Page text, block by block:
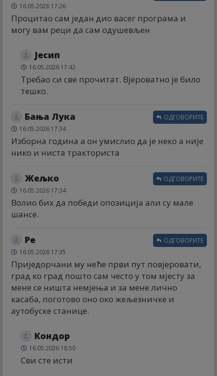
16.05.2026 17:26
Процитао сам један дио васег програма и
могу вам реци да сам одушевљен
Јесип
16.05.2026 17:42
Требао си све прочитат. Вјероватно је било
тешко.
Бања Лука
16.05.2026 17:34
Изборна година а он умислио да је неко а није
нико и ниста тракториста
ОДГОВОРИТЕ
Жељко
16.05.2026 17:34
Волио бих да победи опозиција али су мале
шансе.
ОДГОВОРИТЕ
Ре
16.05.2026 17:35
Приједорчани му неће први пут повјеровати,
град ко град пошто сам често у том мјесту за
мене се ништа немјења и за мене лично
касаба, поготово оно око жељезничке и
аутобуске станице.
ОДГОВОРИТЕ
Кондор
16.05.2026 18:50
Сви сте исти